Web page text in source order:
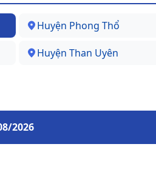
Huyện Phong Thổ
Huyện Than Uyên
2026